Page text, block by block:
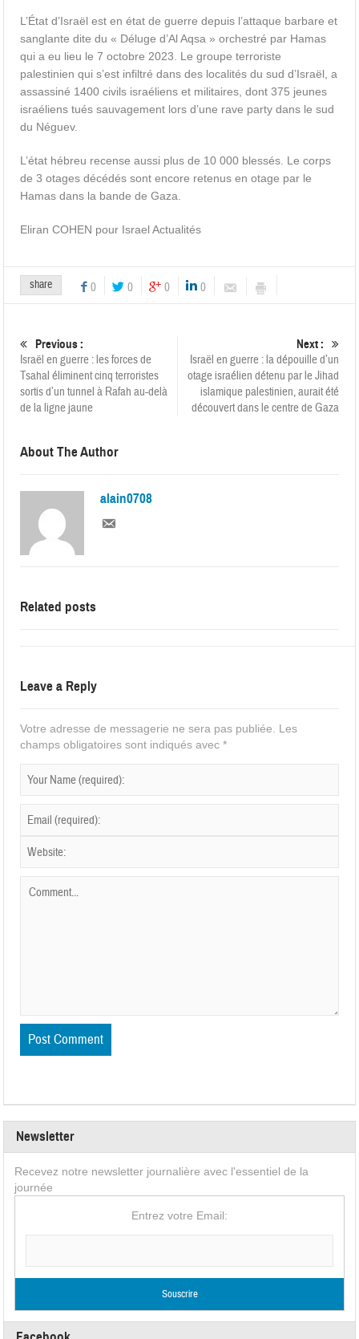
L’État d’Israël est en état de guerre depuis l’attaque barbare et
sanglante dite du « Déluge d’Al Aqsa » orchestré par Hamas
qui a eu lieu le 7 octobre 2023. Le groupe terroriste
palestinien qui s’est infiltré dans des localités du sud d’Israël, a
assassiné 1400 civils israéliens et militaires, dont 375 jeunes
israéliens tués sauvagement lors d’une rave party dans le sud
du Néguev.
L’état hébreu recense aussi plus de 10 000 blessés. Le corps
de 3 otages décédés sont encore retenus en otage par le
Hamas dans la bande de Gaza.
Eliran COHEN pour Israel Actualités
share 0 0 0 0
Previous :
Israël en guerre : les forces de
Tsahal éliminent cinq terroristes
sortis d’un tunnel à Rafah au-delà
de la ligne jaune
Next :
Israël en guerre : la dépouille d’un
otage israélien détenu par le Jihad
islamique palestinien, aurait été
découvert dans le centre de Gaza
About The Author
alain0708
Related posts
Leave a Reply
Votre adresse de messagerie ne sera pas publiée. Les
champs obligatoires sont indiqués avec*
Newsletter
Recevez notre newsletter journalière avec l'essentiel de la
journée
Entrez votre Email: